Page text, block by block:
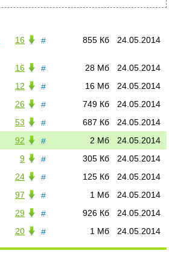
# 24.05.2014
855 Кб
16
#
24.05.2014
28 Мб
16
#
24.05.2014
16 Мб
12
#
24.05.2014
749 Кб
26
#
24.05.2014
687 Кб
53
#
24.05.2014
2 Мб
92
#
24.05.2014
305 Кб
9
#
24.05.2014
125 Кб
24
#
24.05.2014
1 Мб
97
#
24.05.2014
926 Кб
29
#
24.05.2014
1 Мб
20